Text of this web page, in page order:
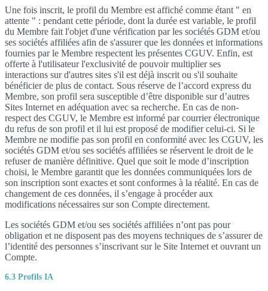
Une fois inscrit, le profil du Membre est affiché comme étant " en
attente " : pendant cette période, dont la durée est variable, le profil
du Membre fait l'objet d'une vérification par les sociétés GDM et/ou
ses sociétés affiliées afin de s'assurer que les données et informations
fournies par le Membre respectent les présentes CGUV. Enfin, est
offerte à l'utilisateur l'exclusivité de pouvoir multiplier ses
interactions sur d'autres sites s'il est déjà inscrit ou s'il souhaite
bénéficier de plus de contact. Sous réserve de l’accord express du
Membre, son profil sera susceptible d’être disponible sur d’autres
Sites Internet en adéquation avec sa recherche. En cas de non-
respect des CGUV, le Membre est informé par courrier électronique
du refus de son profil et il lui est proposé de modifier celui-ci. Si le
Membre ne modifie pas son profil en conformité avec les CGUV, les
sociétés GDM et/ou ses sociétés affiliées se réservent le droit de le
refuser de manière définitive. Quel que soit le mode d’inscription
choisi, le Membre garantit que les données communiquées lors de
son inscription sont exactes et sont conformes à la réalité. En cas de
changement de ces données, il s’engage à procéder aux
modifications nécessaires sur son Compte directement.
Les sociétés GDM et/ou ses sociétés affiliées n’ont pas pour
obligation et ne disposent pas des moyens techniques de s’assurer de
l’identité des personnes s’inscrivant sur le Site Internet et ouvrant un
Compte.
6.3 Profils IA